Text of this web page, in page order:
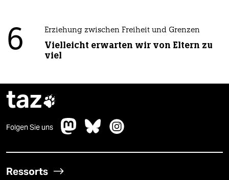
6 Erziehung zwischen Freiheit und Grenzen
Vielleicht erwarten wir von Eltern zu
viel
taz
Folgen Sie uns
Ressorts